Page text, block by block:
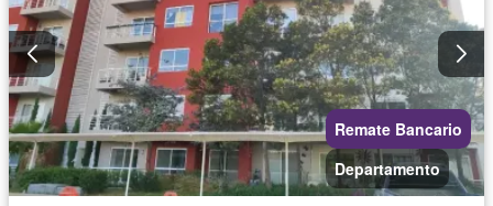
Remate Bancario
Departamento